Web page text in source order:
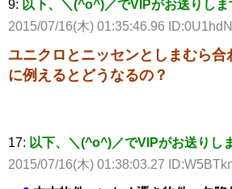
9: 以下、＼(^o^)／でVIPがお送りしま
2015/07/16(木) 01:35:46.96
ユニクロとニッセンとしまむら合
に例えるとどうなるの？
17: 以下、＼(^o^)／でVIPがお送りし
2015/07/16(木) 01:38:03.27